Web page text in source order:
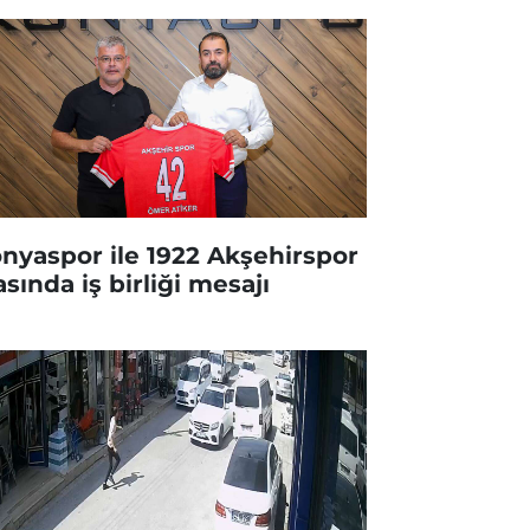
ile 1922 Akşehirspor
iş birliği mesajı